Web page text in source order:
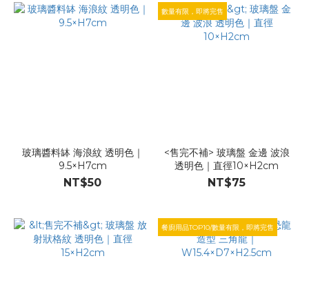
玻璃醬料缽 海浪紋 透明色｜
9.5×H7cm
NT$50
數量有限，即將完售
<售完不補> 玻璃盤 金邊 波浪
透明色｜直徑10×H2cm
NT$75
餐廚用品TOP10/數量有限，即將完售